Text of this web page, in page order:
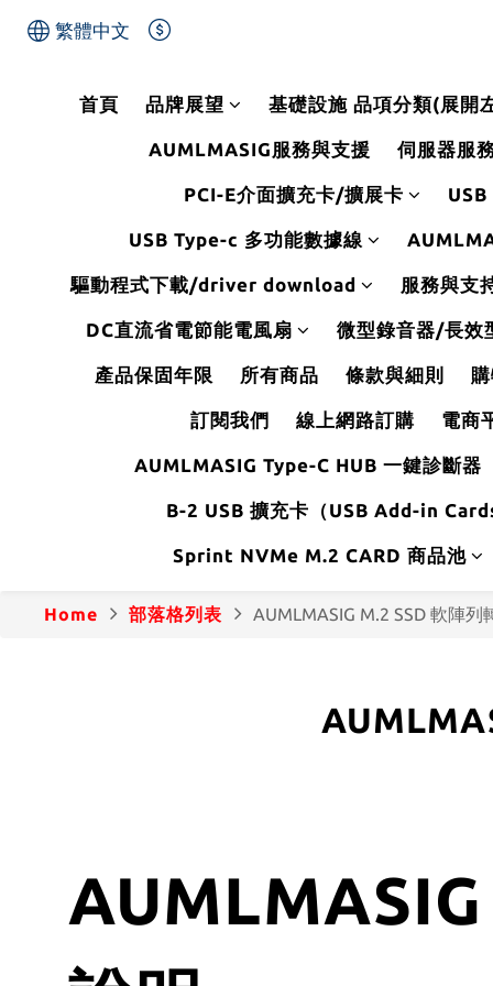
繁體中文
首頁 品牌展望 基礎設施 品項分類(展開
AUMLMASIG服務與支援 伺服器服
PCI-E介面擴充卡/擴展卡
USB Type-c 多功能數據線
驅動程式下載/driver download 服務與支
DC直流省電節能電風扇 微型錄音器/長效
產品保固年限 所有商品 條款與細則
訂閱我們 線上網路訂購 電商
AUMLMASIG Type-C HUB 一鍵診斷器
B-2 USB 擴充卡（USB Add-in
Sprint NVMe M.2 CARD 商品池
Home 部落格列表 AUMLMASIG M.2 SSD 軟陣